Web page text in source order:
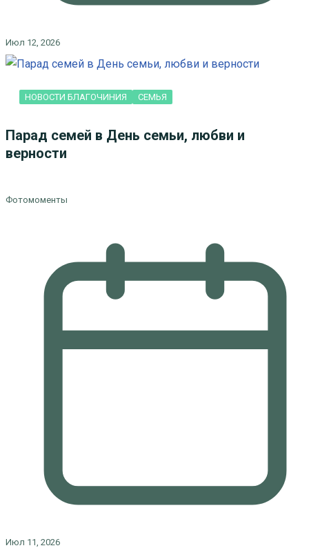
Июл 12, 2026
НОВОСТИ БЛАГОЧИНИЯ СЕМЬЯ
Парад семей в День семьи, любви и
верности
Фотомоменты
Июл 11, 2026